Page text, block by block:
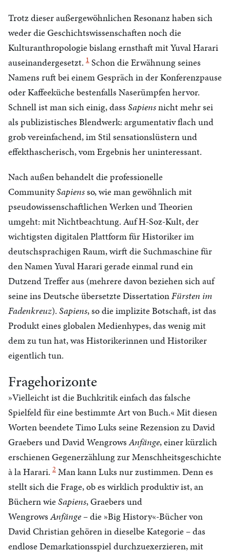
Trotz dieser außergewöhnlichen Resonanz haben sich
weder die Geschichtswissenschaften noch die
Kulturanthropologie bislang ernsthaft mit Yuval Harari
auseinandergesetzt. 1 Schon die Erwähnung seines
Namens ruft bei einem Gespräch in der Konferenzpause
oder Kaffeeküche bestenfalls Naserümpfen hervor.
Schnell ist man sich einig, dass Sapiensnicht mehr sei
als publizistisches Blendwerk: argumentativ flach und
grob vereinfachend, im Stil sensationslüstern und
effekthascherisch, vom Ergebnis her uninteressant.
Nach außen behandelt die professionelle
CommunitySapiensso, wie man gewöhnlich mit
pseudowissenschaftlichen Werken und Theorien
umgeht: mit Nichtbeachtung. Auf H-Soz-Kult, der
wichtigsten digitalen Plattform für Historiker im
deutschsprachigen Raum, wirft die Suchmaschine für
den Namen Yuval Harari gerade einmal rund ein
Dutzend Treffer aus (mehrere davon beziehen sich auf
seine ins Deutsche übersetzte DissertationFürsten im
Fadenkreuz). Sapiens, so die implizite Botschaft, ist das
Produkt eines globalen Medienhypes, das wenig mit
dem zu tun hat, was Historikerinnen und Historiker
eigentlich tun.
Fragehorizonte
»Vielleicht ist die Buchkritik einfach das falsche
Spielfeld für eine bestimmte Art von Buch.« Mit diesen
Worten beendete Timo Luks seine Rezension zu David
Graebers und David WengrowsAnfänge, einer kürzlich
erschienen Gegenerzählung zur Menschheitsgeschichte
à la Harari. 2 Man kann Luks nur zustimmen. Denn es
stellt sich die Frage, ob es wirklich produktiv ist, an
Büchern wieSapiens, Graebers und
WengrowsAnfänge – die »Big History«-Bücher von
David Christian gehören in dieselbe Kategorie – das
endlose Demarkationsspiel durchzuexerzieren, mit